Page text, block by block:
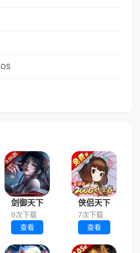
剑御天下
9次下载
查看
侠侣天下
7次下载
查看